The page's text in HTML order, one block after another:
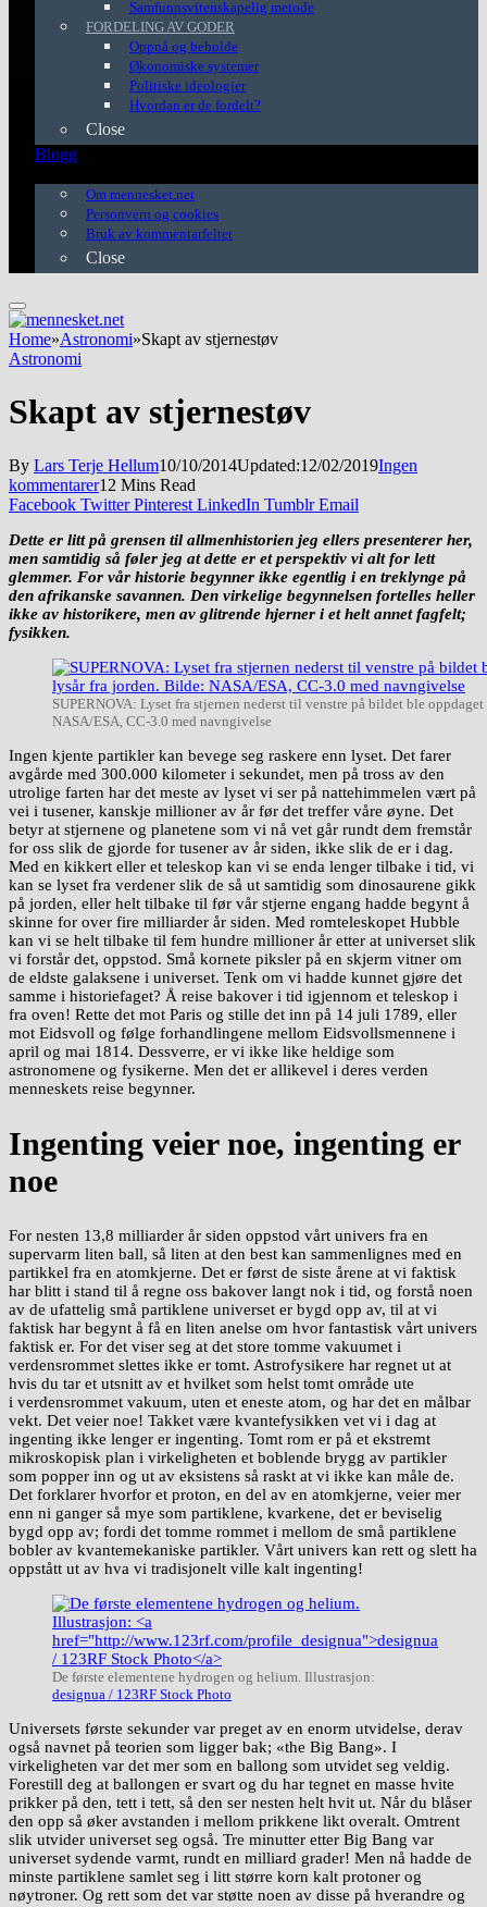
Samfunnsvitenskapelig metode
FORDELING AV GODER
Oppnå og beholde
Økonomiske systemer
Politiske ideologier
Hvordan er de fordelt?
Close
Blogg
Om mennesket.net
Personvern og cookies
Bruk av kommentarfeltet
Close
Home»Astronomi»Skapt av stjernestøv
Astronomi
Skapt av stjernestøv
By Lars Terje Hellum10/10/2014Updated:12/02/2019Ingen
kommentarer12 Mins Read
Facebook Twitter Pinterest LinkedIn Tumblr Email
Dette er litt på grensen til allmenhistorien jeg ellers presenterer her,
men samtidig så føler jeg at dette er et perspektiv vi alt for lett
glemmer. For vår historie begynner ikke egentlig i en treklynge på
den afrikanske savannen. Den virkelige begynnelsen fortelles heller
ikke av historikere, men av glitrende hjerner i et helt annet fagfelt;
fysikken.
SUPERNOVA: Lyset fra stjernen nederst til venstre på bildet ble
NASA/ESA, CC-3.0 med navngivelse
Ingen kjente partikler kan bevege seg raskere enn lyset. Det farer
avgårde med 300.000 kilometer i sekundet, men på tross av den
utrolige farten har det meste av lyset vi ser på nattehimmelen vært på
vei i tusener, kanskje millioner av år før det treffer våre øyne. Det
betyr at stjernene og planetene som vi nå vet går rundt dem fremstår
for oss slik de gjorde for tusener av år siden, ikke slik de er i dag.
Med en kikkert eller et teleskop kan vi se enda lenger tilbake i tid, vi
kan se lyset fra verdener slik de så ut samtidig som dinosaurene gikk
på jorden, eller helt tilbake til før vår stjerne engang hadde begynt å
skinne for over fire milliarder år siden. Med romteleskopet Hubble
kan vi se helt tilbake til fem hundre millioner år etter at universet slik
vi forstår det, oppstod. Små kornete piksler på en skjerm vitner om
de eldste galaksene i universet. Tenk om vi hadde kunnet gjøre det
samme i historiefaget? Å reise bakover i tid igjennom et teleskop i
fra oven! Rette det mot Paris og stille det inn på 14 juli 1789, eller
mot Eidsvoll og følge forhandlingene mellom Eidsvollsmennene i
april og mai 1814. Dessverre, er vi ikke like heldige som
astronomene og fysikerne. Men det er allikevel i deres verden
menneskets reise begynner.
Ingenting veier noe, ingenting er
noe
For nesten 13,8 milliarder år siden oppstod vårt univers fra en
supervarm liten ball, så liten at den best kan sammenlignes med en
partikkel fra en atomkjerne. Det er først de siste årene at vi faktisk
har blitt i stand til å regne oss bakover langt nok i tid, og forstå noen
av de ufattelig små partiklene universet er bygd opp av, til at vi
faktisk har begynt å få en liten anelse om hvor fantastisk vårt univers
faktisk er. For det viser seg at det store tomme vakuumet i
verdensrommet slettes ikke er tomt. Astrofysikere har regnet ut at
hvis du tar et utsnitt av et hvilket som helst tomt område ute
i verdensrommet vakuum, uten et eneste atom, og har det en målbar
vekt. Det veier noe! Takket være kvantefysikken vet vi i dag at
ingenting ikke lenger er ingenting. Tomt rom er på et ekstremt
mikroskopisk plan i virkeligheten et boblende brygg av partikler
som popper inn og ut av eksistens så raskt at vi ikke kan måle de.
Det forklarer hvorfor et proton, en del av en atomkjerne, veier mer
enn ni ganger så mye som partiklene, kvarkene, det er beviselig
bygd opp av; fordi det tomme rommet i mellom de små partiklene
bobler av kvantemekaniske partikler. Vårt univers kan rett og slett ha
oppstått ut av hva vi tradisjonelt ville kalt ingenting!
De første elementene hydrogen og helium. Illustrasjon:
designua / 123RF Stock Photo
Universets første sekunder var preget av en enorm utvidelse, derav
også navnet på teorien som ligger bak; «the Big Bang». I
virkeligheten var det mer som en ballong som utvidet seg veldig.
Forestill deg at ballongen er svart og du har tegnet en masse hvite
prikker på den, tett i tett, så den ser nesten helt hvit ut. Når du blåser
den opp så øker avstanden i mellom prikkene likt overalt. Omtrent
slik utvider universet seg også. Tre minutter etter Big Bang var
universet sydende varmt, rundt en milliard grader! Men nå hadde de
minste partiklene samlet seg i litt større korn kalt protoner og
nøytroner. Og rett som det var støtte noen av disse på hverandre og